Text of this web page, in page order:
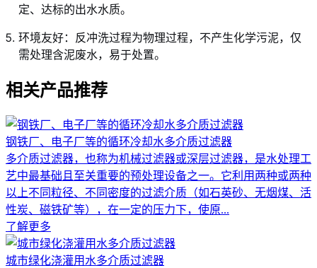
定、达标的出水水质。
环境友好：反冲洗过程为物理过程，不产生化学污泥，仅
需处理含泥废水，易于处置。
相关产品推荐
钢铁厂、电子厂等的循环冷却水多介质过滤器
多介质过滤器，也称为机械过滤器或深层过滤器，是水处理工
艺中最基础且至关重要的预处理设备之一。它利用两种或两种
以上不同粒径、不同密度的过滤介质（如石英砂、无烟煤、活
性炭、磁铁矿等），在一定的压力下，使原...
了解更多
城市绿化浇灌用水多介质过滤器